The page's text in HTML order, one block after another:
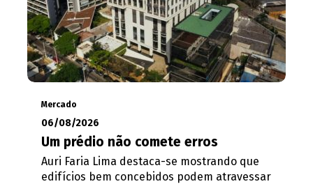
Mercado
06/08/2026
Um prédio não comete erros
Auri Faria Lima destaca-se mostrando que
edifícios bem concebidos podem atravessar